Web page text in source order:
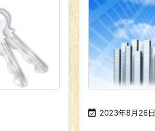
 2023年8月26日